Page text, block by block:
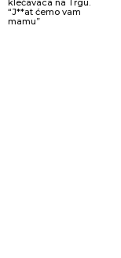
“J**at ćemo vam
mamu”